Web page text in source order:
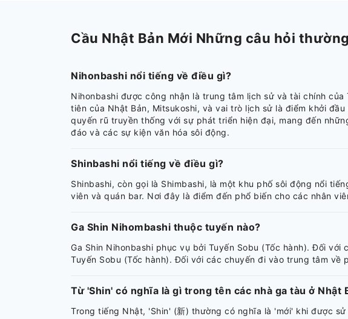
Cầu Nhật Bản Mới Những câu hỏi
Nihonbashi nổi tiếng về điều gì?
Nihonbashi được công nhận là trung tâm lịch sử và tài chính
tiên của Nhật Bản, Mitsukoshi, và vai trò lịch sử là điểm khởi
quyến rũ truyền thống với sự phát triển hiện đại, mang đến
đáo và các sự kiện văn hóa sôi động.
Shinbashi nổi tiếng về điều gì?
Shinbashi, còn gọi là Shimbashi, là một khu phố sôi động nổi
viên và quán bar. Nơi đây là điểm đến phổ biến cho các nhân
Ga Shin Nihombashi thuộc tuyến nào?
Ga Shin Nihonbashi phục vụ bởi Tuyến Sobu (Tốc hành). Đối
Tuyến Sobu (Tốc hành). Đối với các chuyến đi vào trung tâm
Từ 'Shin' có nghĩa là gì trong tên các nhà ga tàu ở Nhật
Trong tiếng Nhật, 'Shin' (新) thường có nghĩa là 'mới' khi được